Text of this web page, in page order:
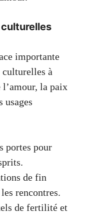
importante
culturelles à
la paix
usages
portes pour
de fin
rencontres.
de fertilité et